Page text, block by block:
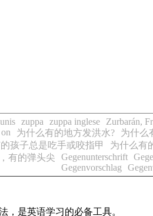
zuppa zuppa inglese Zurbarán,
为什么有的地方发洪水?
为什么
孩子总是吃手或咬指甲 为什么有
有的弹头尖 Gegenunterschrift
Gegenvorschlag
，是英语学习的必备工具。